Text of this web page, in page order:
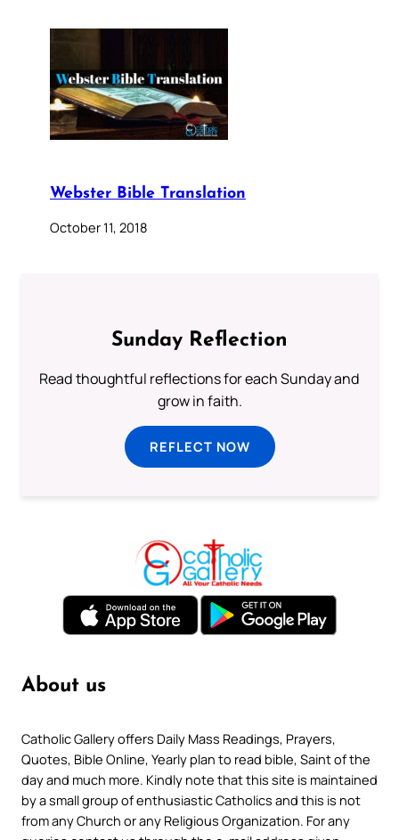
Webster Bible Translation
October 11, 2018
Sunday Reflection
Read thoughtful reflections for each Sunday and
grow in faith.
REFLECT NOW
About us
Catholic Gallery offers Daily Mass Readings, Prayers,
Quotes, Bible Online, Yearly plan to read bible, Saint of the
day and much more. Kindly note that this site is maintained
by a small group of enthusiastic Catholics and this is not
from any Church or any Religious Organization. For any